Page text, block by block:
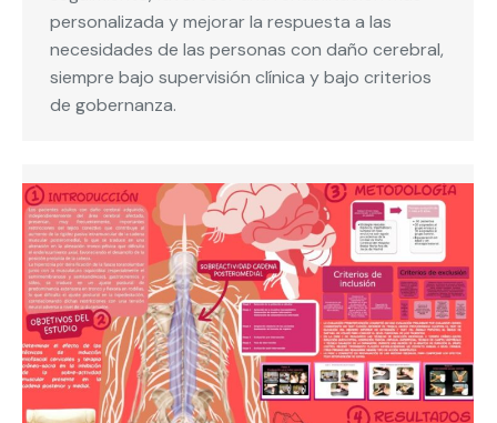
personalizada y mejorar la respuesta a las
necesidades de las personas con daño cerebral,
siempre bajo supervisión clínica y bajo criterios
de gobernanza.